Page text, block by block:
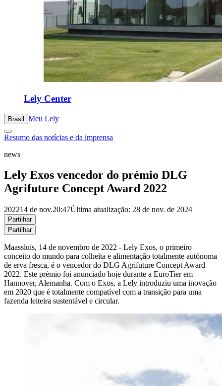
Lely Center
Brasil Meu Lely
Resumo das notícias e da imprensa
news
Lely Exos vencedor do prémio DLG
Agrifuture Concept Award 2022
202214 de nov.20:47Última atualização: 28 de nov. de 2024
Partilhar
Partilhar
Maassluis, 14 de novembro de 2022 - Lely Exos, o primeiro
conceito do mundo para colheita e alimentação totalmente autónoma
de erva fresca, é o vencedor do DLG Agrifuture Concept Award
2022. Este prémio foi anunciado hoje durante a EuroTier em
Hannover, Alemanha. Com o Exos, a Lely introduziu uma inovação
em 2020 que é totalmente compatível com a transição para uma
fazenda leiteira sustentável e circular.